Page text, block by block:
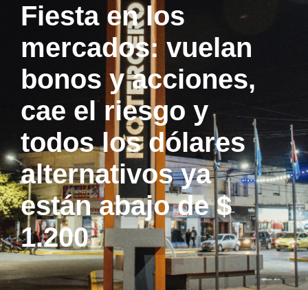
Fiesta en los
mercados: vuelan
bonos y acciones,
cae el riesgo y
todos los dólares
alternativos ya
están abajo de $
1.200